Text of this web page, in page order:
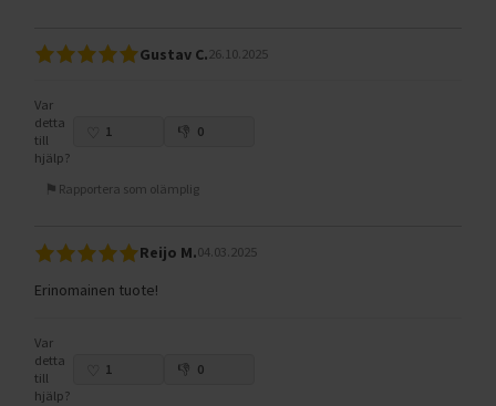
Gustav C. 26.10.2025
Var
detta
till
hjälp?
1 0
Rapportera som olämplig
Reijo M.04.03.2025
Erinomainen tuote!
Var
detta
till
hjälp?
1 0